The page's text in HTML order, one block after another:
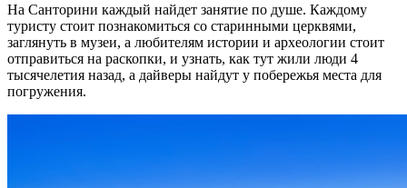
Здание выполнено из ультрасовременного стекла и стали.
Музей хранит несколько известных артефактов Греции. Здесь
размещены экспонаты тысячелетней давности: статуи, части
фризов с барельефами, культовые предметы, посуда, и многое
другое.